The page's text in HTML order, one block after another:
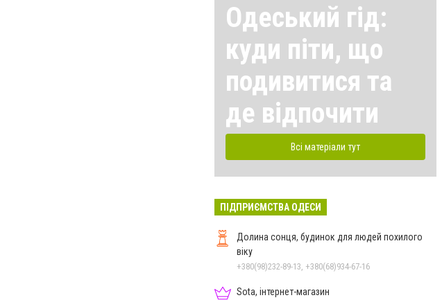
Одеський гід:
куди піти, що
подивитися та
де відпочити
Всі матеріали тут
ПІДПРИЄМСТВА ОДЕСИ
Долина сонця, будинок для людей похилого
віку
+380(98)232-89-13, +380(68)934-67-16
Sota, інтернет-магазин